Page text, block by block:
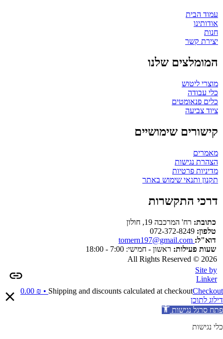
עמוד הבית
אודותינו
חנות
יצירת קשר
המומלצים שלנו
מוצרי ליטוש
כלי עבודה
כלים פנאומטים
ציוד צביעה
קישורים שימושיים
מאמרים
הצהרת נגישות
מדיניות פרטיות
תקנון ותנאי שימוש באתר
דרכי התקשרות
כתובת: רח' המרכבה 19, חולון
טלפון:
דוא"ל:
שעות פעילות: ראשון - חמישי: 7:00 - 18:00
All Rights Reserved © 2026
Site by
Linker
Shipping and discounts calculated at checkoutCheckout •
0.00 ₪
דילוג לתוכן
פתח סרגל נגישות
כלי נגישות